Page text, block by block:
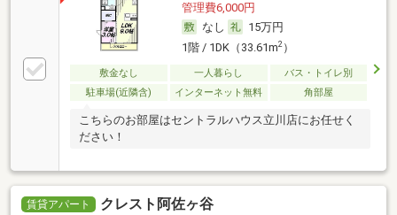
管理費6,000円
なし
15万円
1階 / 1DK（33.61m2）
敷金なし 一人暮らし
バス・トイレ別
駐車場(近隣含)
インターネット無料 角部屋
こちらのお部屋はセントラルハウス立川店にお任せく
ださい！
賃貸アパート クレスト阿佐ヶ谷